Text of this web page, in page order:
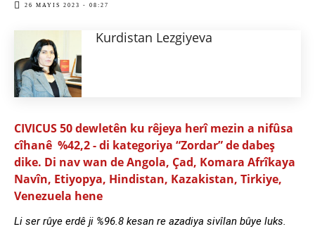
26 MAYIS 2023 - 08:27
Kurdistan Lezgiyeva
CIVICUS 50 dewletên ku rêjeya herî mezin a nifûsa
cîhanê %42,2 - di kategoriya “Zordar” de dabeş
dike. Di nav wan de Angola, Çad, Komara Afrîkaya
Navîn, Etiyopya, Hindistan, Kazakistan, Tirkiye,
Venezuela hene
Li ser rûye erdê ji %96.8 kesan re azadiya sivîlan bûye luks.